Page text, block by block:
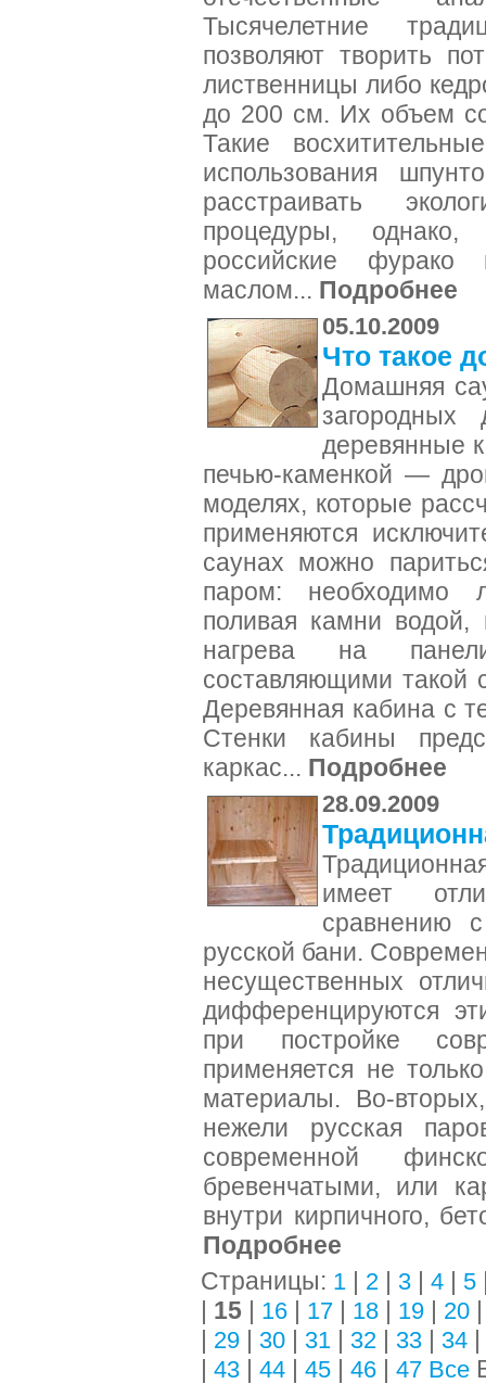
Тысячелетние
позволяют творить
лиственницы либо
до 200 см. Их объем
Такие
использования
расстраивать
процедуры,
российские фурако
маслом... Подробнее
05.10.2009
Что такое
Домашняя
загородных
деревянные
печью-каменкой —
моделях, которые
применяются
саунах можно
паром: необходимо
поливая камни
нагрева на
составляющими такой
Деревянная кабина с
Стенки кабины
каркас... Подробнее
28.09.2009
имеет
сравнению
русской бани.
несущественных
дифференцируются
при постройке
применяется не
материалы. Во-
нежели русская
современной
бревенчатыми, или
внутри кирпичного,
Подробнее
Страницы: 1 | 2 | 3 | 4 | 5
| 15 | 16 | 17 | 18 | 19 | 20
| 29 | 30 | 31 | 32 | 33 | 34 |
| 43 | 44 | 45 | 46 | 47 Все